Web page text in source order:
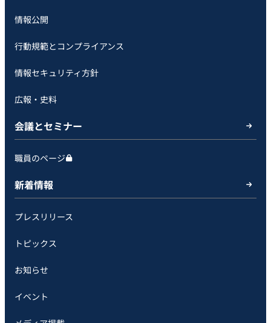
情報公開
行動規範とコンプライアンス
情報セキュリティ方針
広報・史料
会議とセミナー
職員のページ
新着情報
プレスリリース
トピックス
お知らせ
イベント